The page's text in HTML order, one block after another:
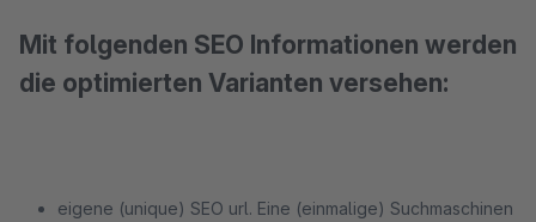
Mit folgenden SEO Informationen werden
die optimierten Varianten versehen:
eigene (unique) SEO url. Eine (einmalige) Suchmaschinen